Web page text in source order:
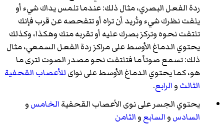
ردة الفعل البصري، مثال ذلك: عندما تلمس يداك شيء أو
يلفت نظرك شيء وتُريد أن تراه أو تتفحصه عن قرب فإنك
تلتفت نحوه وتركز بصرك عليه أو تقربه منك وهكذا، وكذلك
يحتوي الدماغ الأوسط على مراكز ردة الفعل السمعي، مثال
ذلك: تسمع صوتاً ما فتلتفت نحو مصدر الصوت لترى ما
هو، كما يحتوي الدماغ الأوسط على نواىللأعصاب القحفية
الثالثوالرابع.
يحتوي الجسر على نوى الأعصاب القحفيةالخامسو
السادسوالسابعوالثامن